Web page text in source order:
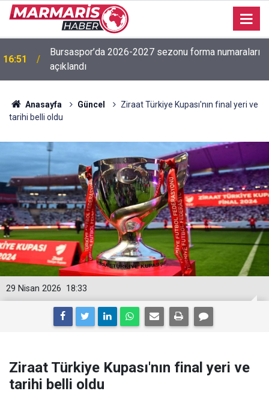
16:51
Bursaspor’da 2026-2027 sezonu forma numaraları
açıklandı
Anasayfa Güncel
Ziraat Türkiye Kupası'nın final yeri ve
tarihi belli oldu
18:33
29 Nisan 2026
Ziraat Türkiye Kupası'nın final yeri ve
tarihi belli oldu